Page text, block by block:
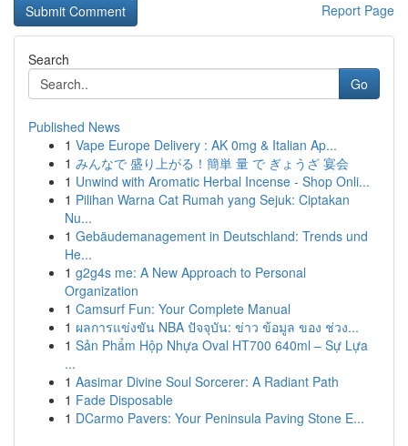
Report Page
Search
Go
Published News
1 Vape Europe Delivery : AK 0mg & Italian Ap...
1 みんなで 盛り上がる！簡単 量 で ぎょうざ 宴会
1 Unwind with Aromatic Herbal Incense - Shop Onli...
1 Pilihan Warna Cat Rumah yang Sejuk: Ciptakan
Nu...
1 Gebäudemanagement in Deutschland: Trends und
He...
1 g2g4s me: A New Approach to Personal
Organization
1 Camsurf Fun: Your Complete Manual
1 ผลการแข่งขัน NBA ปัจจุบัน: ข่าว ข้อมูล ของ ช่วง...
1 Sản Phẩm Hộp Nhựa Oval HT700 640ml – Sự Lựa
...
1 Aasimar Divine Soul Sorcerer: A Radiant Path
1 Fade Disposable
1 DCarmo Pavers: Your Peninsula Paving Stone E...